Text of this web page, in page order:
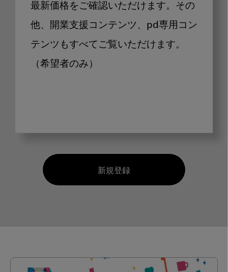
最新価格をご確認いただけます。その
他、開業支援コンテンツ、pd専用コン
テンツもすべてご覧いただけます。
（希望者のみ）
新規登録